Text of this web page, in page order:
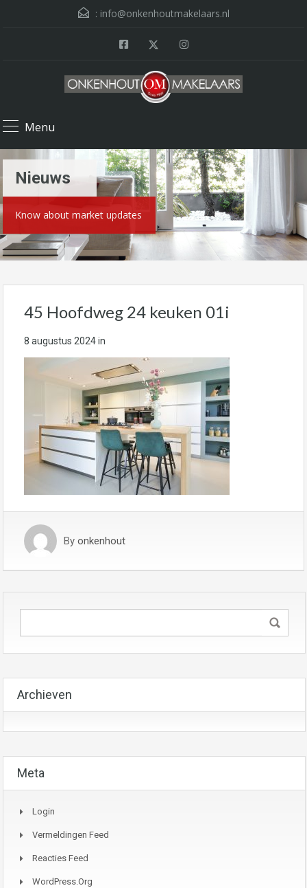
: info@onkenhoutmakelaars.nl
Menu
Nieuws
Know about market updates
45 Hoofdweg 24 keuken 01i
8 augustus 2024in
By onkenhout
Archieven
Meta
Login
Vermeldingen Feed
Reacties Feed
WordPress.org